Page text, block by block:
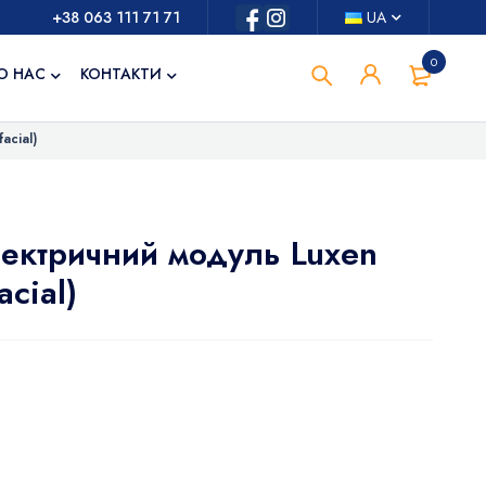
UA
+38 063 111 71 71
0
НАС КОНТАКТИ
модуль Luxen